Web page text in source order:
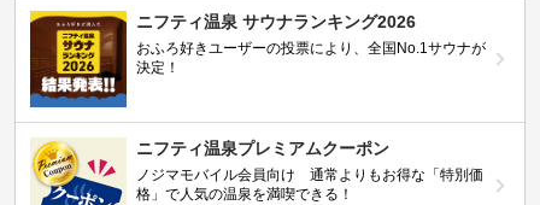
ニフティ温泉 サウナランキング2026
おふろ好きユーザーの投票により、全国No.1サウナが
決定！
ニフティ温泉プレミアムクーポン
ノジマモバイル会員向け 通常よりもお得な「特別価
格」で人気の温泉を満喫できる！